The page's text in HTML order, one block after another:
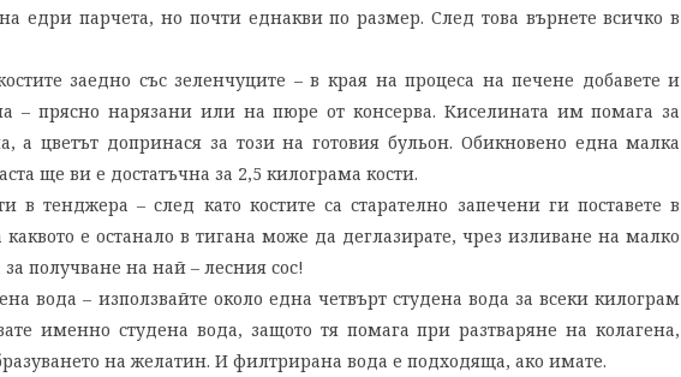
едри парчета, но почти еднакви по размер. След това върнете всичко в
заедно със зеленчуците – в края на процеса на печене добавете и
– прясно нарязани или на пюре от консерва. Киселината им помага за
а цветът допринася за този на готовия бульон. Обикновено една малка
ще ви е достатъчна за 2,5 килограма кости.
в тенджера – след като костите са старателно запечени ги поставете в
е останало в тигана може да деглазирате, чрез изливане на малко
получване на най – лесния сос!
вода – използвайте около една четвърт студена вода за всеки килограм
именно студена вода, защото тя помага при разтваряне на колагена,
на желатин. И филтрирана вода е подходяща, ако имате.